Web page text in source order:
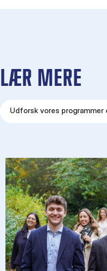
LÆR MERE
Udforsk vores programmer